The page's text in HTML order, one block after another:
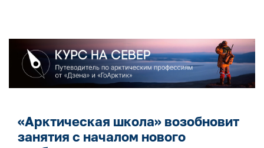
«Арктическая школа» возобновит
занятия с началом нового